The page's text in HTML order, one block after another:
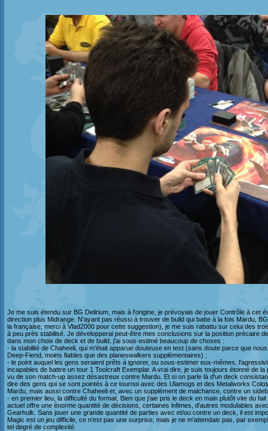
Je me suis étendu sur BG Delirium, mais à l'origine, je prévoyais de jouer Contrôle à cet
direction plus Midrange. N'ayant pas réussi à trouver de build qui batte à la fois Mardu,
la française, merci à Vlad2000 pour cette suggestion), je me suis rabattu sur celui des
à peu près stabilisé. Je développerai peut-être mes conclusions sur la position précaire
dans mon choix de deck et de build, j'ai sous-estimé beaucoup de choses :
- la stabilité de Chaheeli, qui m'était apparue douteuse en test (sans doute parce que
Deep-Fiend, moins fiables que des planeswalkers supplémentaires) ;
- le point auquel les gens seraient prêts à ignorer, ou sous-estimer eux-mêmes,
incapables de battre un tour 1 Toolcraft Exemplar. A vrai dire, je suis toujours étonné de
vu de son match-up assez désastreux contre Mardu. Et si on parle là d'un deck
dire des gens qui se sont pointés à ce tournoi avec des Ulamogs et des Metalworks
Mardu, mais aussi contre Chaheeli et, avec un supplément de malchance, contre un
- en premier lieu, la difficulté du format. Bien que j'aie pris le deck en main plutôt vite du
actuel offre une énorme quantité de décisions, certaines infimes, d'autres modulables
Gearhulk. Sans jouer une grande quantité de parties avec et/ou contre un deck, il est
Magic est un jeu difficile, ce n'est pas une surprise, mais je ne m'attendais pas, par
tel degré de complexité.